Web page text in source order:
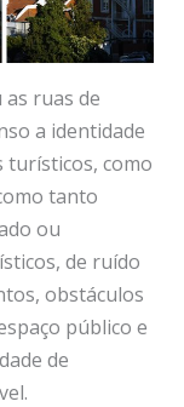
ruas de
a identidade
turísticos, como
tanto
ou
de ruído
obstáculos
público e
de